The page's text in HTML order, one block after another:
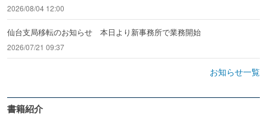
2026/08/04 12:00
仙台支局移転のお知らせ 本日より新事務所で業務開始
2026/07/21 09:37
お知らせ一覧
書籍紹介